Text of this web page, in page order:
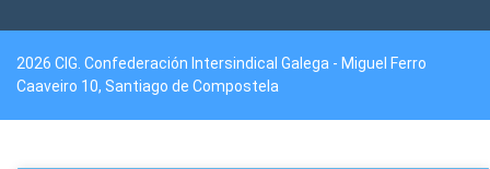
2026 CIG. Confederación Intersindical Galega - Miguel Ferro
Caaveiro 10, Santiago de Compostela